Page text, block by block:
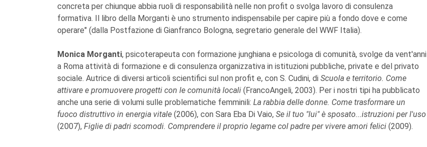
concreta per chiunque abbia ruoli di responsabilità nelle non profit o svolga lavoro di consulenza
formativa. Il libro della Morganti è uno strumento indispensabile per capire più a fondo dove e come
operare" (dalla Postfazione di Gianfranco Bologna, segretario generale del WWF Italia).
Monica Morganti, psicoterapeuta con formazione junghiana e psicologa di comunità, svolge da vent'anni
a Roma attività di formazione e di consulenza organizzativa in istituzioni pubbliche, private e del privato
sociale. Autrice di diversi articoli scientifici sul non profit e, con S. Cudini, di Scuola e territorio. Come
attivare e promuovere progetti con le comunità locali (FrancoAngeli, 2003). Per i nostri tipi ha pubblicato
anche una serie di volumi sulle problematiche femminili: La rabbia delle donne. Come trasformare un
fuoco distruttivo in energia vitale (2006), con Sara Eba Di Vaio, Se il tuo "lui" è sposato...istruzioni per l'uso
(2007), Figlie di padri scomodi. Comprendere il proprio legame col padre per vivere amori felici (2009).